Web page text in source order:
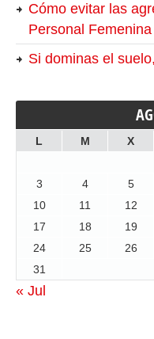
Cómo evitar las
Personal
Si dominas el
L M X
3
4 5
10
11 12
17
18 19
24
25 26
31
« Jul